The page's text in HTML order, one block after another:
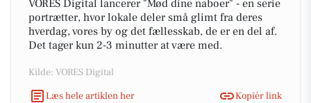
VORES Digital lancerer "Mød dine naboer" - en serie
portrætter, hvor lokale deler små glimt fra deres
hverdag, vores by og det fællesskab, de er en del af.
Det tager kun 2-3 minutter at være med.
Kilde: VORES Digital
Læs hele artiklen her
Kopiér link